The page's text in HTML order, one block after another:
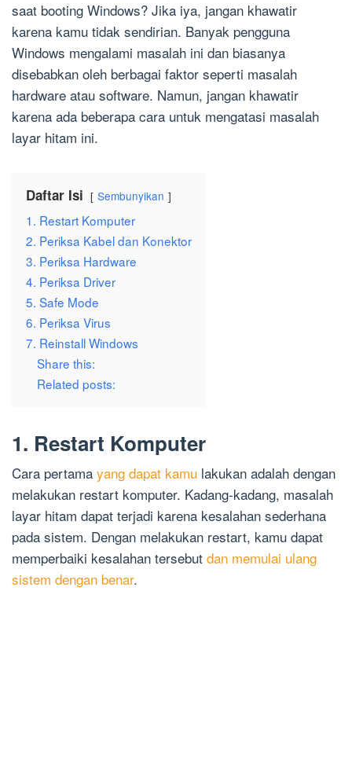
saat booting Windows? Jika iya, jangan khawatir
karena kamu tidak sendirian. Banyak pengguna
Windows mengalami masalah ini dan biasanya
disebabkan oleh berbagai faktor seperti masalah
hardware atau software. Namun, jangan khawatir
karena ada beberapa cara untuk mengatasi masalah
layar hitam ini.
Daftar Isi Sembunyikan
1. Restart Komputer
2. Periksa Kabel dan Konektor
3. Periksa Hardware
4. Periksa Driver
5. Safe Mode
6. Periksa Virus
7. Reinstall Windows
Share this:
Related posts:
1. Restart Komputer
Cara pertama yang dapat kamu lakukan adalah dengan
melakukan restart komputer. Kadang-kadang, masalah
layar hitam dapat terjadi karena kesalahan sederhana
pada sistem. Dengan melakukan restart, kamu dapat
memperbaiki kesalahan tersebut dan memulai ulang
sistem dengan benar.